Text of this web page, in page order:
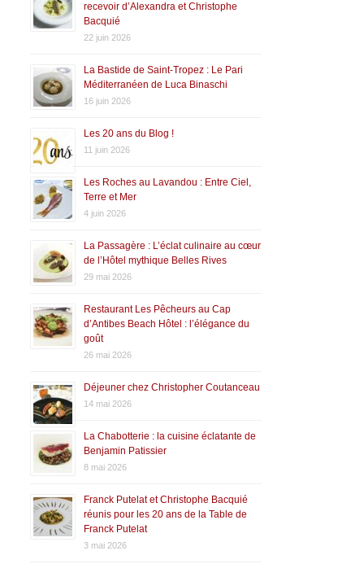
recevoir d’Alexandra et Christophe
Bacquié
22 juin 2026
La Bastide de Saint-Tropez : Le Pari
Méditerranéen de Luca Binaschi
16 juin 2026
Les 20 ans du Blog !
11 juin 2026
Les Roches au Lavandou : Entre Ciel,
Terre et Mer
4 juin 2026
La Passagère : L’éclat culinaire au cœur
de l’Hôtel mythique Belles Rives
29 mai 2026
Restaurant Les Pêcheurs au Cap
d’Antibes Beach Hôtel : l’élégance du
goût
26 mai 2026
Déjeuner chez Christopher Coutanceau
14 mai 2026
La Chabotterie : la cuisine éclatante de
Benjamin Patissier
8 mai 2026
Franck Putelat et Christophe Bacquié
réunis pour les 20 ans de la Table de
Franck Putelat
3 mai 2026